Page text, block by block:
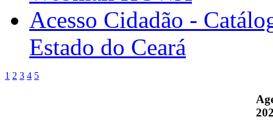
Acesso Cidadão -
Estado do Ceará
1 2 3 4 5